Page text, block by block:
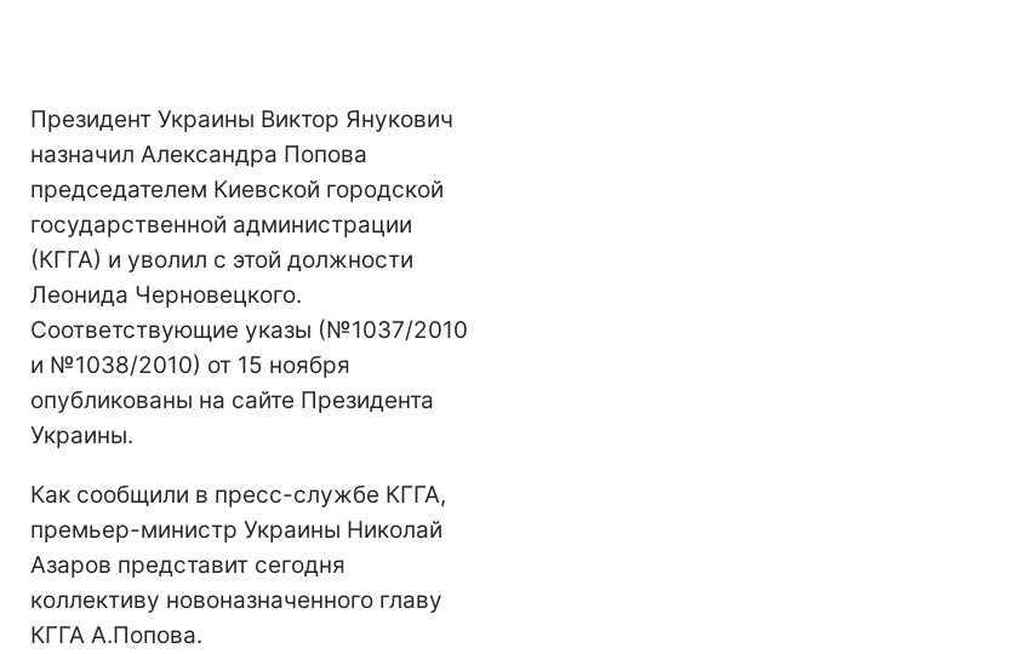
Президент Украины Виктор Янукович
назначил Александра Попова
председателем Киевской городской
государственной администрации
(КГГА) и уволил с этой должности
Леонида Черновецкого.
Соответствующие указы (№1037/2010
и №1038/2010) от 15 ноября
опубликованы на сайте Президента
Украины.
Как сообщили в пресс-службе КГГА,
премьер-министр Украины Николай
Азаров представит сегодня
коллективу новоназначенного главу
КГГА А.Попова.